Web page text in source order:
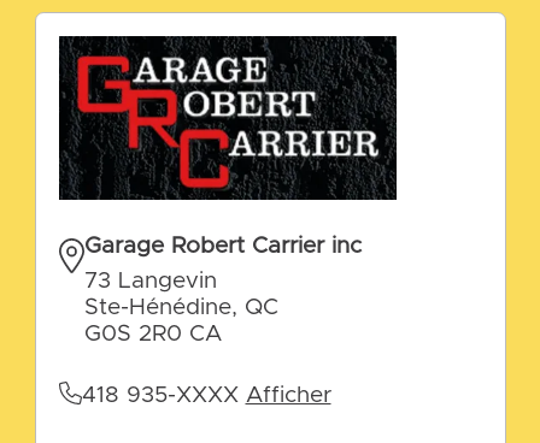
Garage Robert Carrier inc
73 Langevin
Ste-Hénédine, QC
G0S 2R0 CA
418 935-XXXX Afficher